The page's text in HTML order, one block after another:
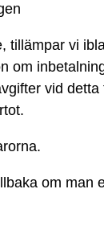
tillämpar vi
om
vid
om man